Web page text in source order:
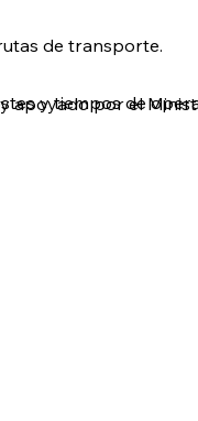
de transporte.
y tiempos de
por el